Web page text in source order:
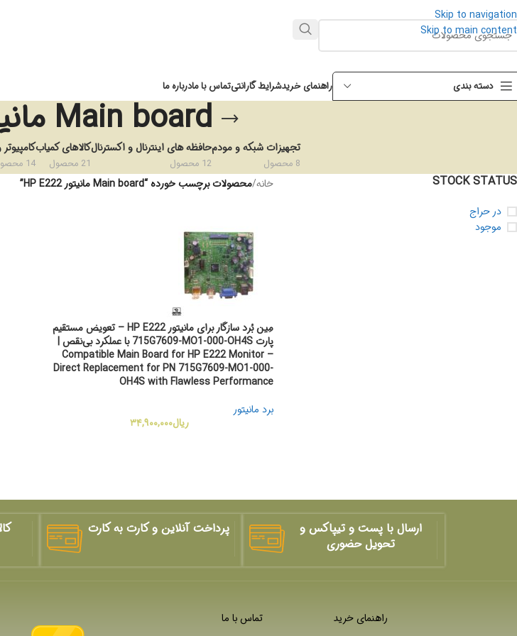
Skip to navigation
Skip to main content
دسته بندی راهنمای خریدشرایط گارانتیتماس با مادرباره ما
Main board مانیتور HP E222
تجهیزات شبکه و مودم
8 محصول
حافظه های اینترنال و اکسترنال
12 محصول
کالاهای کمیاب
21 محصول 14 محصول
STOCK STATUS
در حراج
موجود
خانه/محصولات برچسب خورده “Main board مانیتور HP E222”
مِین بُرد سازگار برای مانیتور HP E222 – تعویض مستقیم
پارت 715G7609-MO1-000-OH4S با عملکرد بی‌نقص |
Compatible Main Board for HP E222 Monitor –
Direct Replacement for PN 715G7609-MO1-000-
OH4S with Flawless Performance
برد مانیتور
ریال۳۴,۹۰۰,۰۰۰
ارسال با پست و تیپاکس و
تحویل حضوری
پرداخت آنلاین و کارت به کارت
راهنمای خرید
تماس با ما